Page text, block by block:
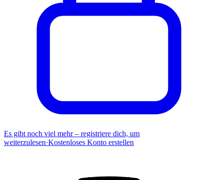
Es gibt noch viel mehr – registriere dich, um
weiterzulesen·Kostenloses Konto erstellen